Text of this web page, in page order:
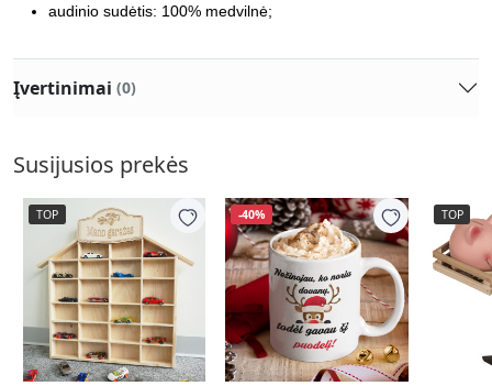
audinio sudėtis: 100% medvilnė;
Įvertinimai (0)
Susijusios prekės
TOP -40% TOP